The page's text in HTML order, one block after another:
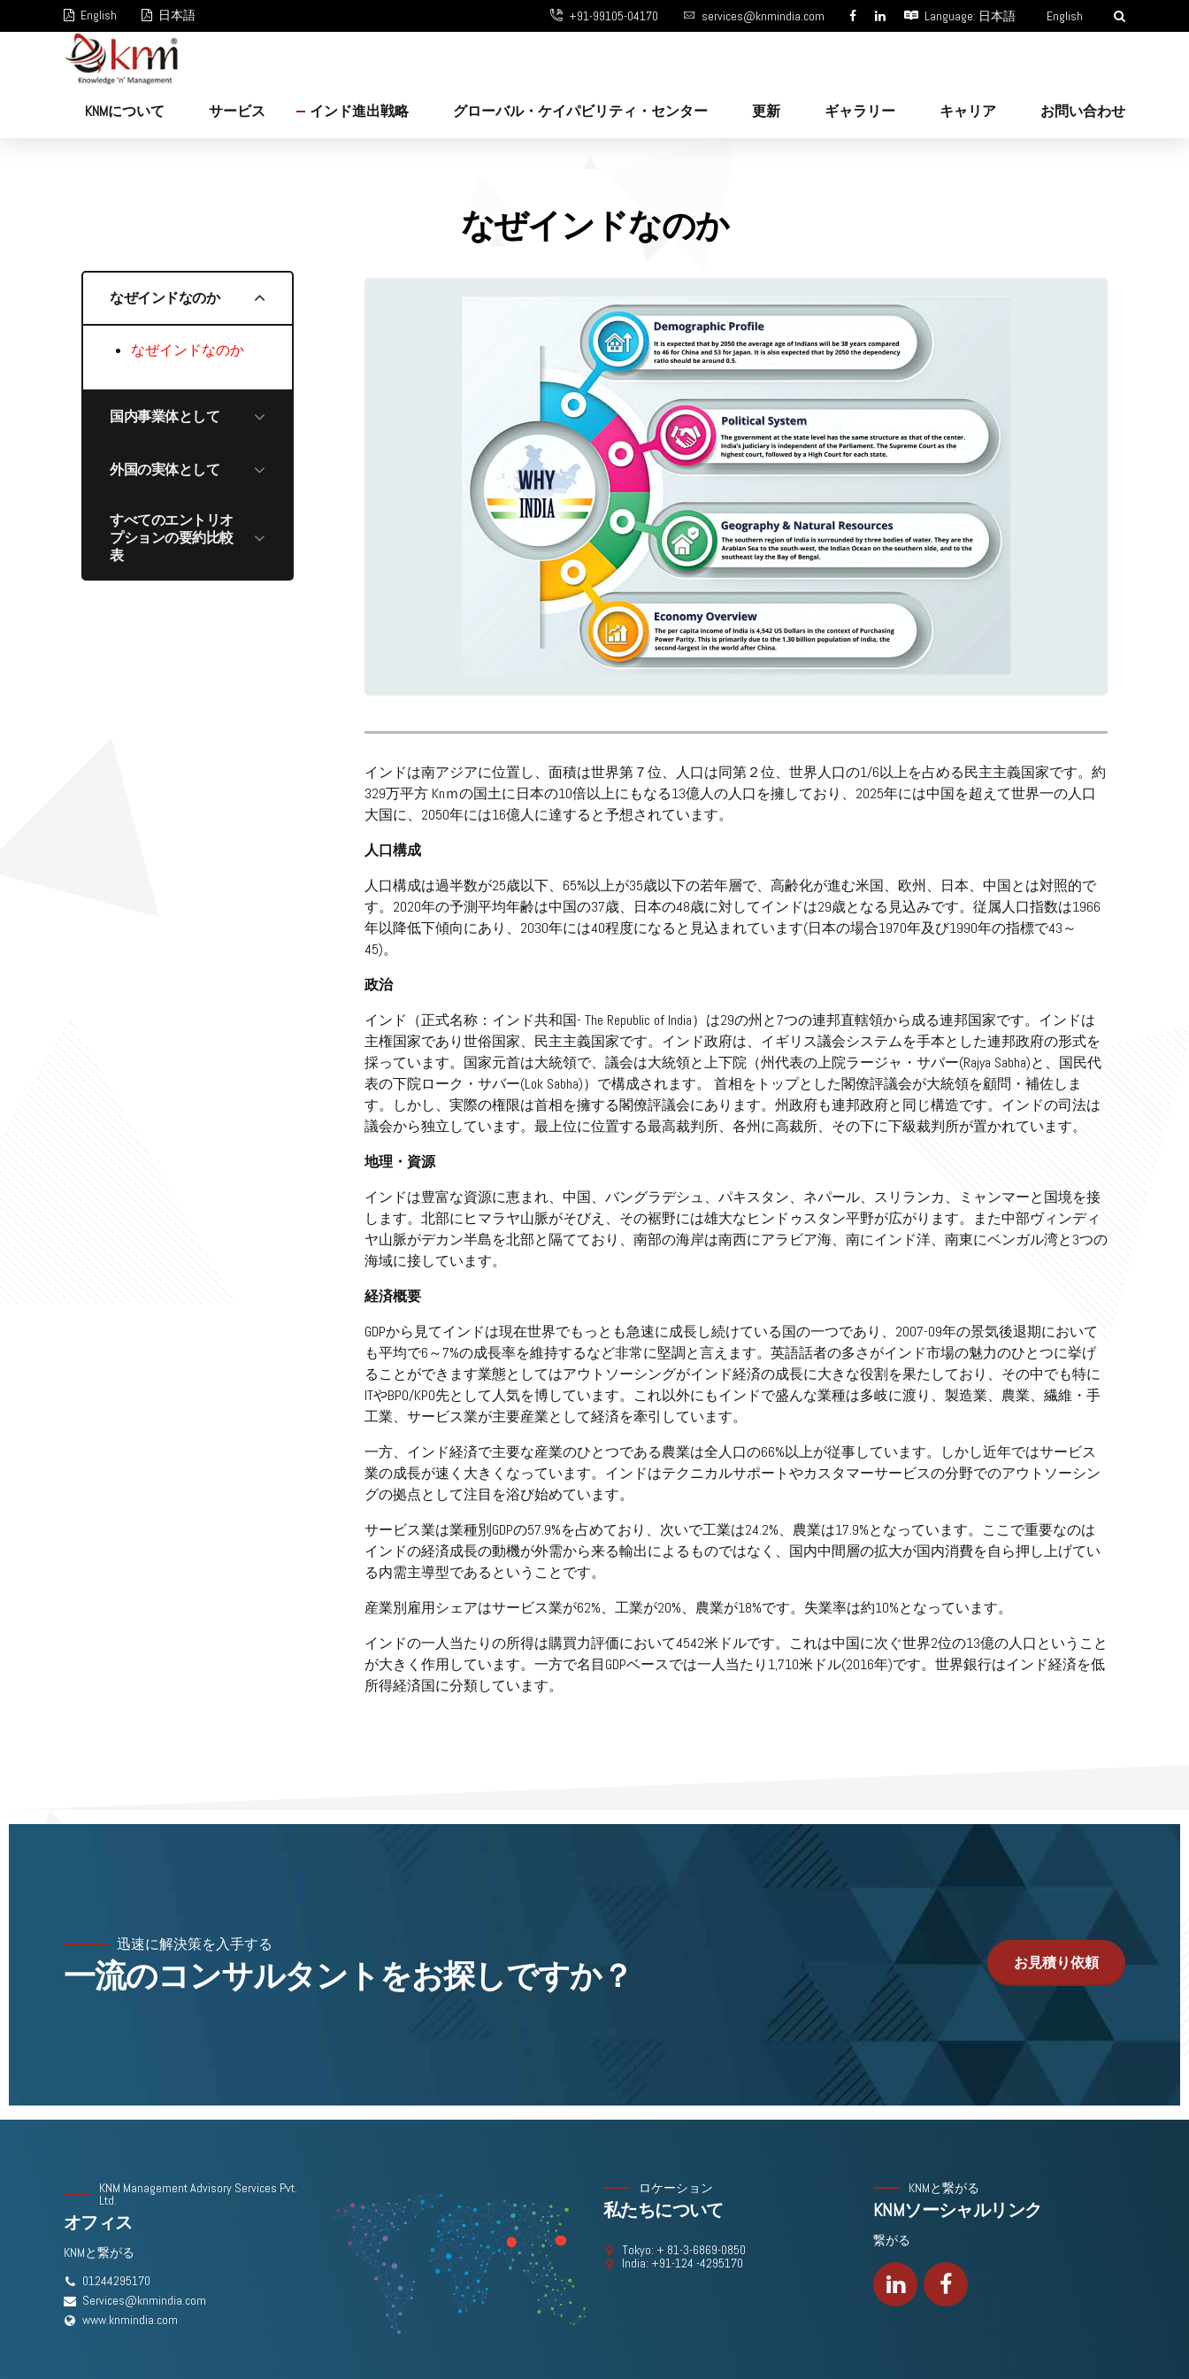
English 日本語 +91-99105-04170 services@knmindia.com Language: 日本語 English
KNMについて サービス インド進出戦略 グローバル・ケイパビリティ・センター 更新 ギャラリー キャリア お問い合わせ
なぜインドなのか
なぜインドなのか
なぜインドなのか
国内事業体として
または合弁事業(JV)
有限責任事業組合
外国の実体として
駐在員事務所
プロジェクトオフィ
すべてのエントリオ
プションの要約比較
表
インドは南アジアに位置し、面積は世界第７位、人口は同第２位、世界人口の1/6以上を占める民主主義国家です。約
329万平方 Knｍの国土に日本の10倍以上にもなる13億人の人口を擁しており、2025年には中国を超えて世界一の人口
大国に、2050年には16億人に達すると予想されています。
人口構成
人口構成は過半数が25歳以下、65%以上が35歳以下の若年層で、高齢化が進む米国、欧州、日本、中国とは対照的で
す。2020年の予測平均年齢は中国の37歳、日本の48歳に対してインドは29歳となる見込みです。従属人口指数は1966
年以降低下傾向にあり、2030年には40程度になると見込まれています(日本の場合1970年及び1990年の指標で43～
45)。
政治
インド（正式名称：インド共和国- The Republic of India）は29の州と7つの連邦直轄領から成る連邦国家です。インドは
主権国家であり世俗国家、民主主義国家です。インド政府は、イギリス議会システムを手本とした連邦政府の形式を
採っています。国家元首は大統領で、議会は大統領と上下院（州代表の上院ラージャ・サバー(Rajya Sabha)と、国民代
表の下院ローク・サバー(Lok Sabha)）で構成されます。 首相をトップとした閣僚評議会が大統領を顧問・補佐しま
す。しかし、実際の権限は首相を擁する閣僚評議会にあります。州政府も連邦政府と同じ構造です。インドの司法は
議会から独立しています。最上位に位置する最高裁判所、各州に高裁所、その下に下級裁判所が置かれています。
地理・資源
インドは豊富な資源に恵まれ、中国、バングラデシュ、パキスタン、ネパール、スリランカ、ミャンマーと国境を接
します。北部にヒマラヤ山脈がそびえ、その裾野には雄大なヒンドゥスタン平野が広がります。また中部ヴィンディ
ヤ山脈がデカン半島を北部と隔てており、南部の海岸は南西にアラビア海、南にインド洋、南東にベンガル湾と3つの
海域に接しています。
経済概要
GDPから見てインドは現在世界でもっとも急速に成長し続けている国の一つであり、2007-09年の景気後退期において
も平均で6～7%の成長率を維持するなど非常に堅調と言えます。英語話者の多さがインド市場の魅力のひとつに挙げ
ることができます業態としてはアウトソーシングがインド経済の成長に大きな役割を果たしており、その中でも特に
ITやBPO/KPO先として人気を博しています。これ以外にもインドで盛んな業種は多岐に渡り、製造業、農業、繊維・手
工業、サービス業が主要産業として経済を牽引しています。
一方、インド経済で主要な産業のひとつである農業は全人口の66%以上が従事しています。しかし近年ではサービス
業の成長が速く大きくなっています。インドはテクニカルサポートやカスタマーサービスの分野でのアウトソーシン
グの拠点として注目を浴び始めています。
サービス業は業種別GDPの57.9%を占めており、次いで工業は24.2%、農業は17.9%となっています。ここで重要なのは
インドの経済成長の動機が外需から来る輸出によるものではなく、国内中間層の拡大が国内消費を自ら押し上げてい
る内需主導型であるということです。
産業別雇用シェアはサービス業が62%、工業が20%、農業が18%です。失業率は約10%となっています。
インドの一人当たりの所得は購買力評価において4542米ドルです。これは中国に次ぐ世界2位の13億の人口ということ
が大きく作用しています。一方で名目GDPベースでは一人当たり1,710米ドル(2016年)です。世界銀行はインド経済を低
所得経済国に分類しています。
迅速に解決策を入手する
一流のコンサルタントをお探しですか？ お見積り依頼
KNM Management Advisory Services Pvt.
Ltd.
オフィス
KNMと繋がる
01244295170
Services@knmindia.com
www.knmindia.com
ロケーション
私たちについて
Tokyo: + 81-3-6869-0850
India: +91-124 -4295170
KNMと繋がる
KNMソーシャルリンク
繋がる